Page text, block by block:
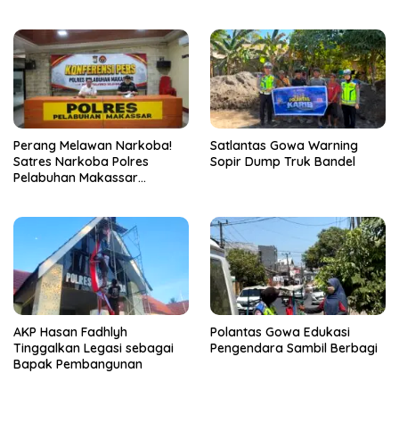
Perang Melawan Narkoba!
Satres Narkoba Polres
Pelabuhan Makassar
Satlantas Gowa Warning
Sopir Dump Truk Bandel
AKP Hasan Fadhlyh
Tinggalkan Legasi sebagai
Bapak Pembangunan
Polantas Gowa Edukasi
Pengendara Sambil Berbagi